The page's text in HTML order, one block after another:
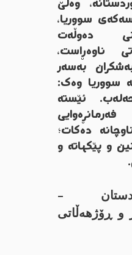
وەلێ
سووریا،
دەوڵەت
ناوەڕاست،
بەسەر
سووریا وەک:
ئێستە
دەکات؛
و پێکهاتە و
–
و ڕۆژهەڵاتی